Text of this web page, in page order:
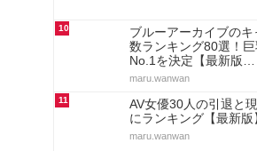
10
ブルーアーカイブの
数ランキング80選！巨
No.1を決定【最新版…
maru.wanwan
11
AV女優30人の引退と
にランキング【最新版
maru.wanwan